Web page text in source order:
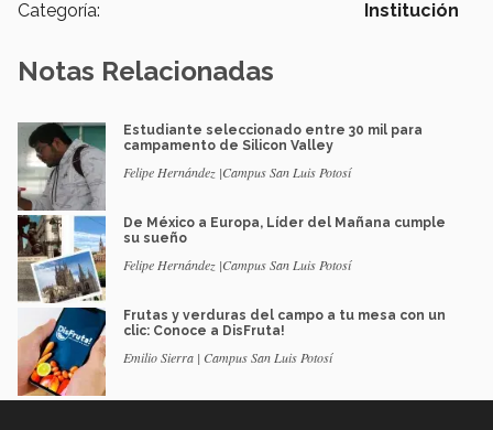
Categoría: Institución
Notas Relacionadas
Estudiante seleccionado entre 30 mil para
campamento de Silicon Valley
Felipe Hernández |Campus San Luis Potosí
De México a Europa, Líder del Mañana cumple
su sueño
Felipe Hernández |Campus San Luis Potosí
Frutas y verduras del campo a tu mesa con un
clic: Conoce a DisFruta!
Emilio Sierra | Campus San Luis Potosí